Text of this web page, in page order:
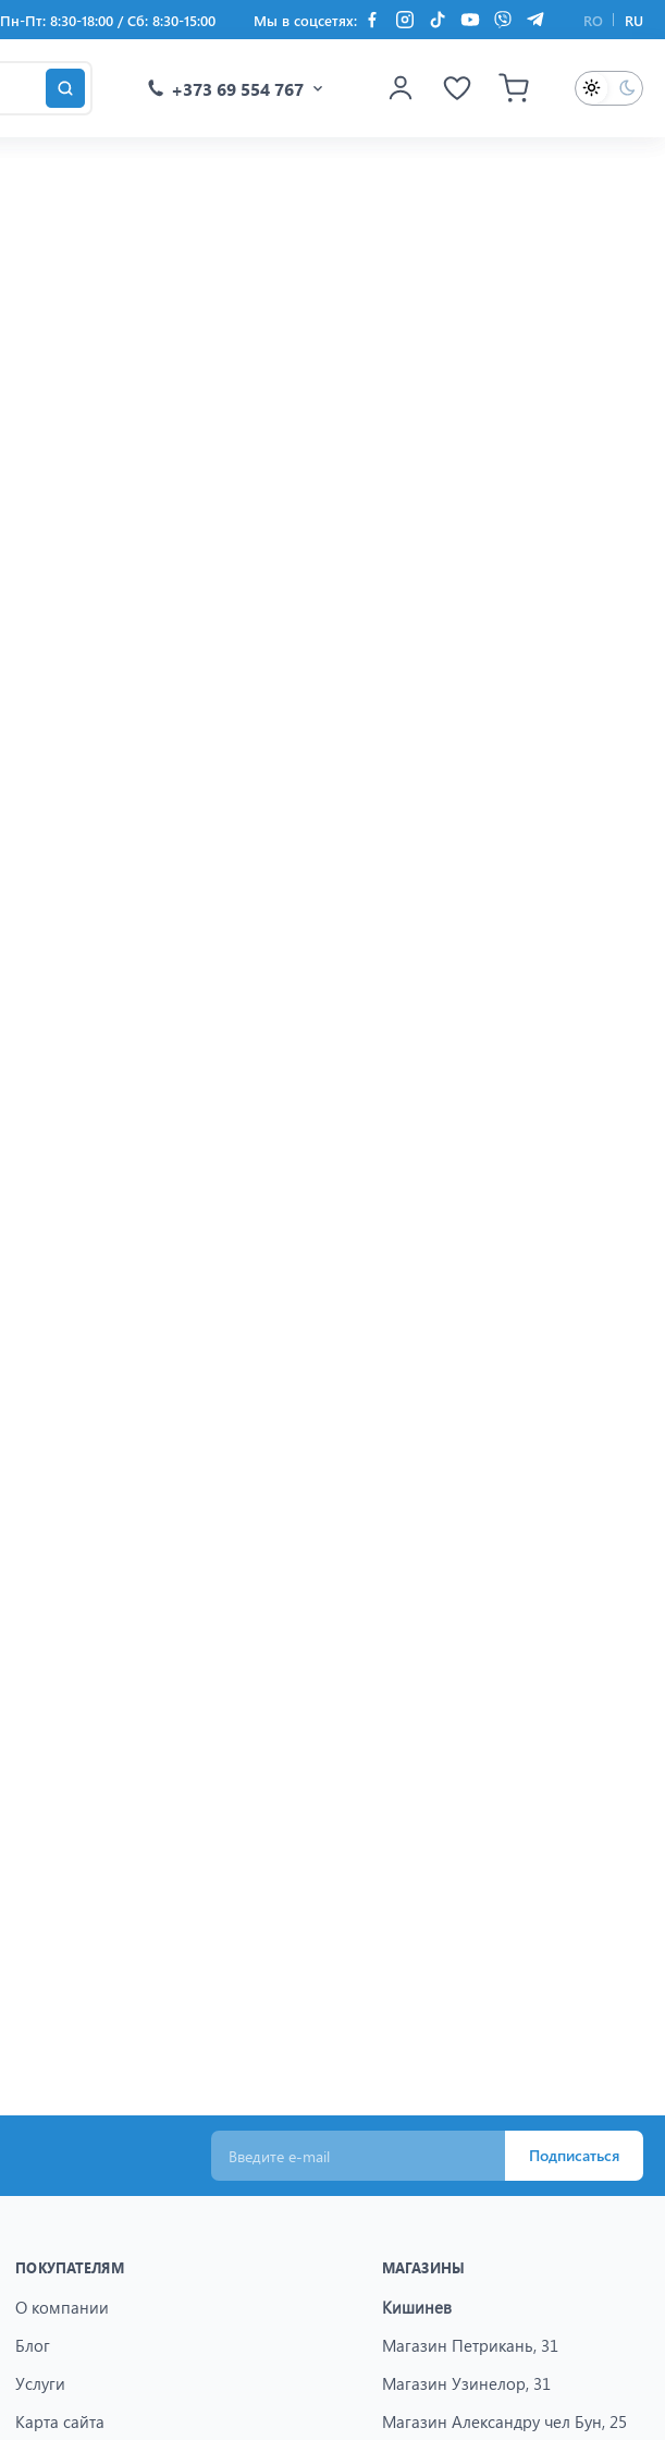
Пн-Пт: 8:30-18:00 / Сб: 8:30-15:00 Мы в соцсетях: RO RU
+373 69 554 767
Подписаться
ПОКУПАТЕЛЯМ
О компании
Блог
Услуги
Карта сайта
МАГАЗИНЫ
Кишинев
Магазин Петрикань, 31
Магазин Узинелор, 31
Магазин Александру чел Бун, 25